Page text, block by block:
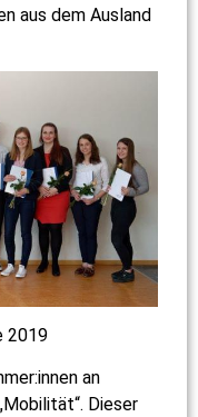
aus dem Ausland
2019
an
Dieser